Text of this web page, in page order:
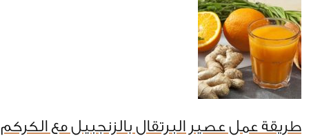
طريقة عمل عصير البرتقال بالزنجبيل مع الكركم